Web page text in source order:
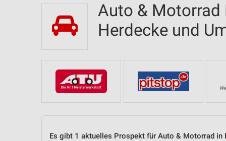
Auto & Motorrad
Herdecke und
Es gibt 1 aktuelles Prospekt für Auto & Motorrad in